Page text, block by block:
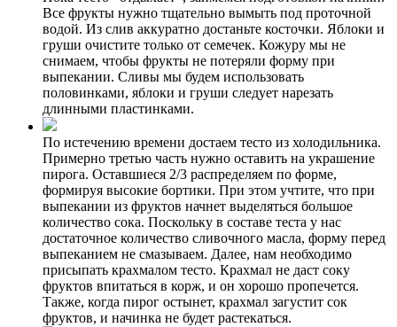
Все фрукты нужно тщательно вымыть под проточной
водой. Из слив аккуратно достаньте косточки. Яблоки и
груши очистите только от семечек. Кожуру мы не
снимаем, чтобы фрукты не потеряли форму при
выпекании. Сливы мы будем использовать
половинками, яблоки и груши следует нарезать
длинными пластинками.
По истечению времени достаем тесто из холодильника.
Примерно третью часть нужно оставить на украшение
пирога. Оставшиеся 2/3 распределяем по форме,
формируя высокие бортики. При этом учтите, что при
выпекании из фруктов начнет выделяться большое
количество сока. Поскольку в составе теста у нас
достаточное количество сливочного масла, форму перед
выпеканием не смазываем. Далее, нам необходимо
присыпать крахмалом тесто. Крахмал не даст соку
фруктов впитаться в корж, и он хорошо пропечется.
Также, когда пирог остынет, крахмал загустит сок
фруктов, и начинка не будет растекаться.